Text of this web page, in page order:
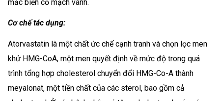
mắc biến cố mạch vành.
Cơ chế tác dụng:
Atorvastatin là một chất ức chế cạnh tranh và chọn lọc men
khử HMG-CoA, một men quyết định về mức độ trong quá
trình tổng hợp cholesterol chuyển đổi HMG-Co-A thành
meyalonat, một tiền chất của các sterol, bao gồm cả